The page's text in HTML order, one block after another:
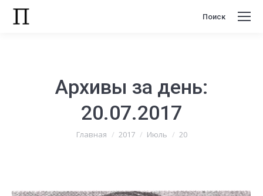
Поиск:
Поиск
Архивы за день:
20.07.2017
Вы здесь:
Главная 2017 Июль 20